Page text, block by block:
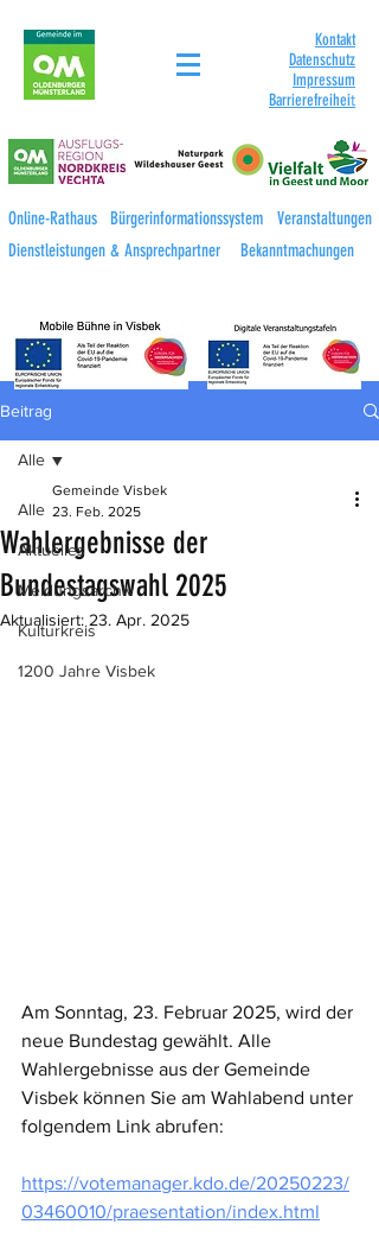
Kontakt
Datenschutz
Impressum
Barrierefreiheit
Online-Rathaus Bürgerinformationssystem
Veranstaltungen
Dienstleistungen & Ansprechpartner
Bekanntmachungen
Beitrag
Alle
Aktuelles
Meldungsarchiv
Kulturkreis
1200 Jahre Visbek
Alle
Wahlergebnisse der
Bundestagswahl 2025
Gemeinde Visbek
23. Feb. 2025
Aktualisiert: 23. Apr. 2025
Am Sonntag, 23. Februar 2025, wird der
neue Bundestag gewählt. Alle
Wahlergebnisse aus der Gemeinde
Visbek können Sie am Wahlabend unter
folgendem Link abrufen:
https://votemanager.kdo.de/20250223/
03460010/praesentation/index.html